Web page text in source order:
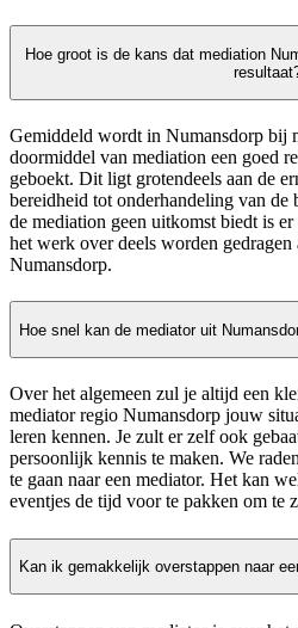
Hoe groot is de kans dat mediation
Gemiddeld wordt in Numansdorp bij
doormiddel van mediation een goed
geboekt. Dit ligt grotendeels aan de
bereidheid tot onderhandeling van de
de mediation geen uitkomst biedt is
het werk over deels worden gedragen
Numansdorp.
Hoe snel kan de mediator uit
Over het algemeen zul je altijd een
mediator regio Numansdorp jouw
leren kennen. Je zult er zelf ook
persoonlijk kennis te maken. We
te gaan naar een mediator. Het kan
eventjes de tijd voor te pakken om te
Kan ik gemakkelijk overstappen naar